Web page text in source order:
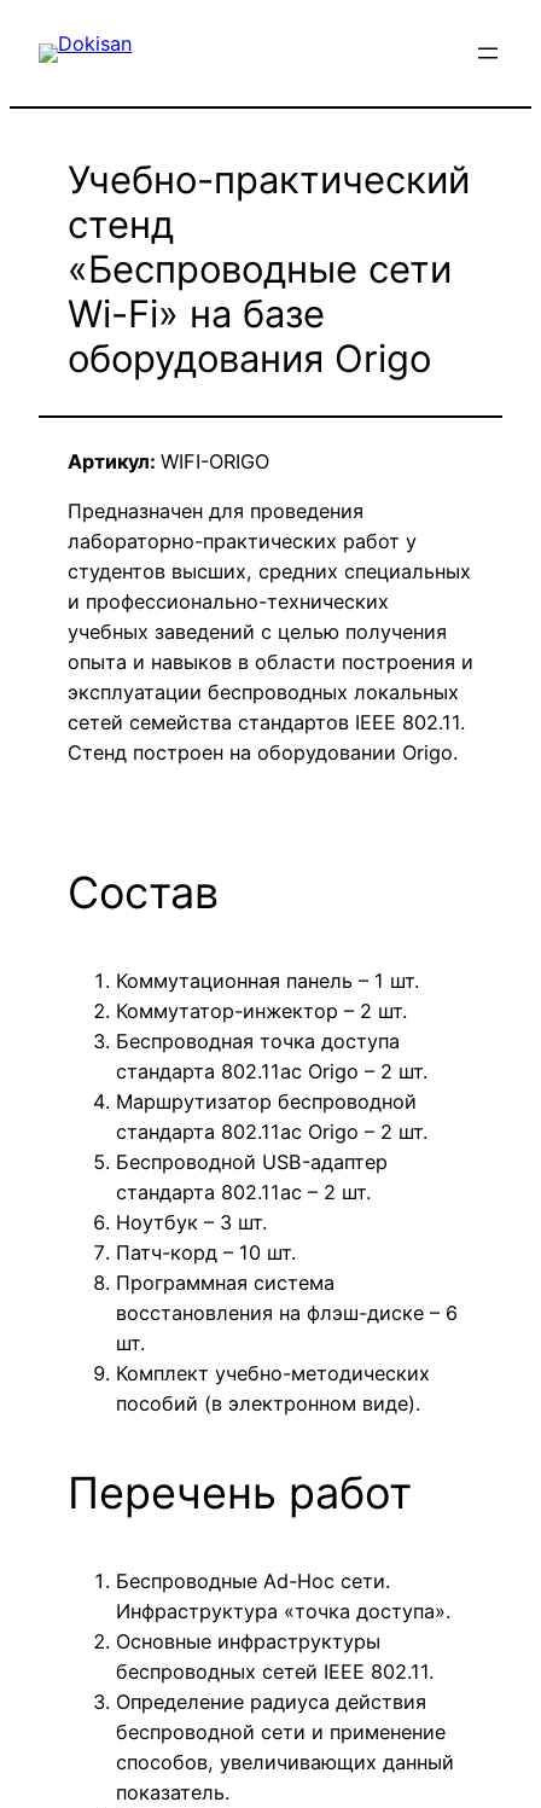
Учебно-практический
стенд
«Беспроводные сети
Wi-Fi» на базе
оборудования Origo
Артикул: WIFI-ORIGO
Предназначен для проведения
лабораторно-практических работ у
студентов высших, средних специальных
и профессионально-технических
учебных заведений с целью получения
опыта и навыков в области построения и
эксплуатации беспроводных локальных
сетей семейства стандартов IEEE 802.11.
Стенд построен на оборудовании Origo.
Состав
Коммутационная панель – 1 шт.
Коммутатор-инжектор – 2 шт.
Беспроводная точка доступа
стандарта 802.11ac Origo – 2 шт.
Маршрутизатор беспроводной
стандарта 802.11aс Origo – 2 шт.
Беспроводной USB-адаптер
стандарта 802.11aс – 2 шт.
Ноутбук – 3 шт.
Патч-корд – 10 шт.
Программная система
восстановления на флэш-диске – 6
шт.
Комплект учебно-методических
пособий (в электронном виде).
Перечень работ
Беспроводные Ad-Hoc сети.
Инфраструктура «точка доступа».
Основные инфраструктуры
беспроводных сетей IEEE 802.11.
Определение радиуса действия
беспроводной сети и применение
способов, увеличивающих данный
показатель.